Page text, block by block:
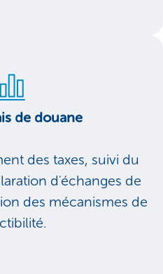
de douane
des taxes, suivi du
d'échanges de
des mécanismes de